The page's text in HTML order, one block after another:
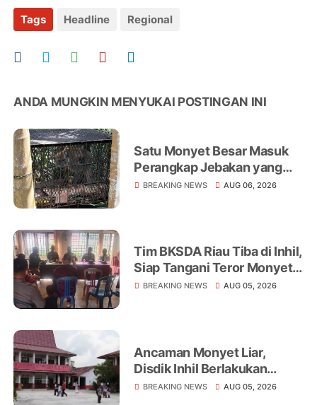
Tags Headline Regional
ANDA MUNGKIN MENYUKAI POSTINGAN INI
Satu Monyet Besar Masuk
Perangkap Jebakan yang
Dipasang di Belakang
BREAKING NEWS AUG 06, 2026
Tim BKSDA Riau Tiba di Inhil,
Siap Tangani Teror Monyet
Liar yang Telah Melukai 18
BREAKING NEWS AUG 05, 2026
Ancaman Monyet Liar,
Disdik Inhil Berlakukan
Belajar dari Rumah di
BREAKING NEWS AUG 05, 2026